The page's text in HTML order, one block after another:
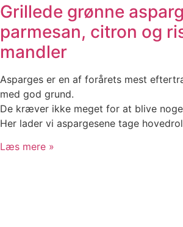
Grillede grønne
parmesan, citron og
mandler
Asparges er en af forårets mest
med god grund.
De kræver ikke meget for at blive
Her lader vi aspargesene tage
Læs mere »